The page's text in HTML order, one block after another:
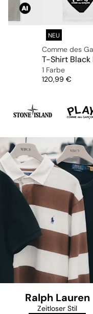
NEU
1 Farbe
Preis
120,99 €
Ralph Lauren
Zeitloser Stil